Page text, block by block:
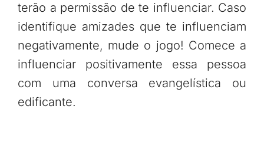
terão a permissão de te influenciar. Caso
identifique amizades que te influenciam
negativamente, mude o jogo! Comece a
influenciar positivamente essa pessoa
com uma conversa evangelística ou
edificante.